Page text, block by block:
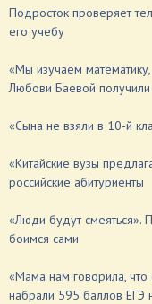
Подросток проверяет
его учебу
«Мы изучаем
Любови Баевой
«Сына не взяли в 10-й
«Китайские вузы
российские абитуриенты
«Люди будут смеяться».
боимся сами
«Мама нам говорила, что
набрали 595 баллов ЕГЭ